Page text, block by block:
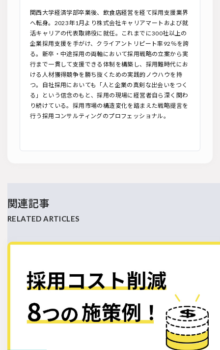
関西大学経済学部卒業後、飲食店経営を経て採用支援業界
へ転身。2023年1月より株式会社キャリアマートおよび就
活キャリアの代表取締役に就任。これまでに300社以上の
企業採用支援を手がけ、クライアントリピート率92％を誇
る。新卒・中途採用の両軸において採用戦略の立案から実
行まで一貫して支援できる体制を構築し、採用難時代にお
ける人材獲得競争を勝ち抜くための実践的ノウハウを持
つ。自社採用においても「人と企業の真剣な出会いをつく
る」という信念のもと、採用の現場に経営者自ら深く関わ
り続けている。採用市場の構造変化を踏まえた戦略提言を
行う採用コンサルティングのプロフェッショナル。
関連記事